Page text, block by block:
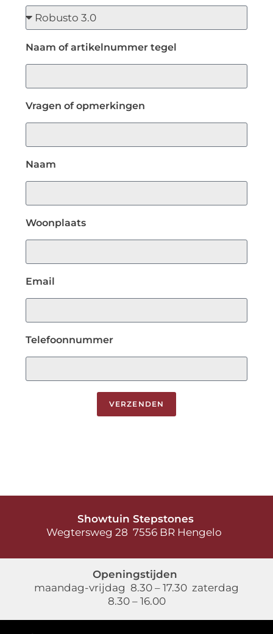
Naam of artikelnummer tegel
Vragen of opmerkingen
Naam
Woonplaats
Email
Telefoonnummer
VERZENDEN
Showtuin Stepstones
Wegtersweg 28 7556 BR Hengelo
Openingstijden
maandag-vrijdag 8.30 – 17.30 zaterdag
8.30 – 16.00